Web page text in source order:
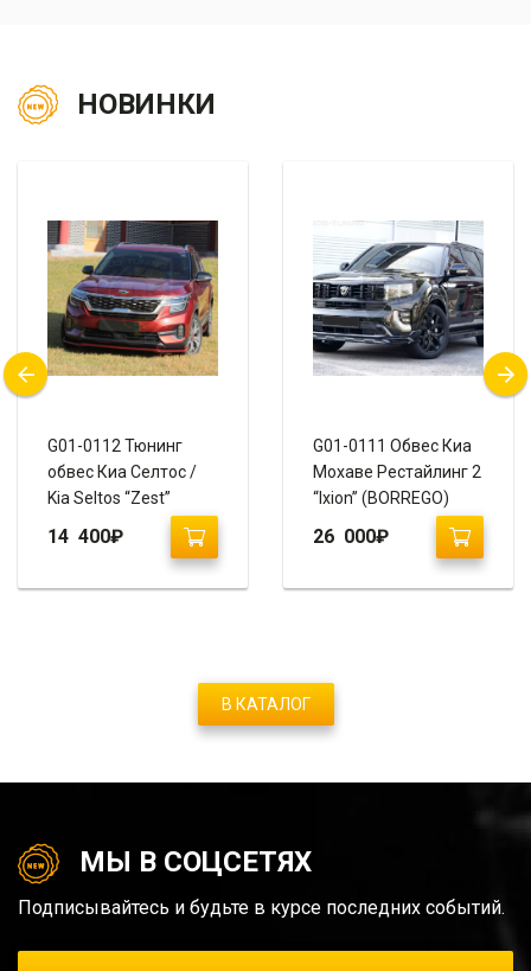
НОВИНКИ
G01-0112 Тюнинг
обвес Киа Селтос /
Kia Seltos “Zest”
14 400₽
G01-0111 Обвес Киа
Мохаве Рестайлинг 2
“Ixion” (BORREGO)
26 000₽
В КАТАЛОГ
МЫ В СОЦСЕТЯХ
Подписывайтесь и будьте в курсе последних событий.